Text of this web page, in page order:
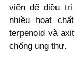
viên để điều
nhiều hoạt
terpenoid và
chống ung thư.